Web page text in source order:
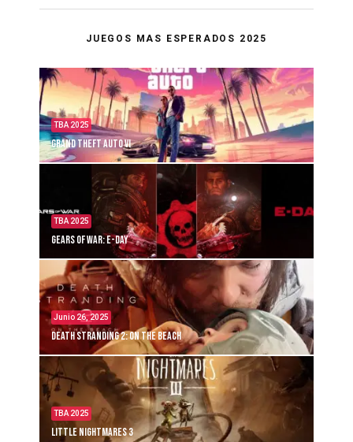
JUEGOS MAS ESPERADOS 2025
TBA 2025
Grand Theft Auto VI
TBA 2025
Gears of War: E-Day
Junio 26, 2025
Death Stranding 2: On the Beach
TBA 2025
Little Nightmares 3